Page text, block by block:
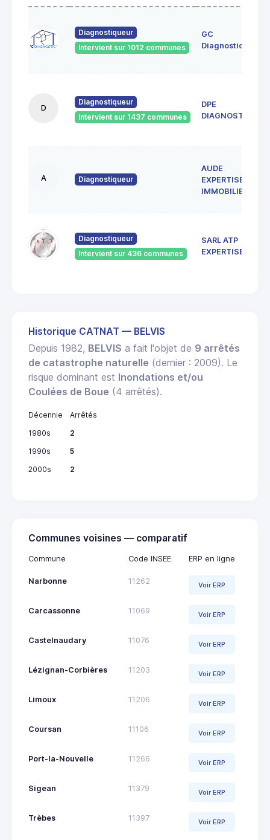
Diagnostiqueur
Intervient sur 1012 communes
GC
Diagnostics
D
Diagnostiqueur
Intervient sur 1437 communes
DPE
DIAGNOSTICS
A Diagnostiqueur
AUDE
EXPERTISE
IMMOBILIERE
Diagnostiqueur
Intervient sur 436 communes
SARL ATP
EXPERTISES
Historique CATNAT — BELVIS
Depuis 1982, BELVIS a fait l'objet de 9 arrêtés
de catastrophe naturelle (dernier : 2009). Le
risque dominant est Inondations et/ou
Coulées de Boue (4 arrêtés).
Décennie
Arrêtés
1980s
2
1990s
5
2000s
2
Communes voisines — comparatif
Commune Code INSEE ERP en ligne
Narbonne 11262 Voir ERP
Carcassonne 11069 Voir ERP
Castelnaudary 11076 Voir ERP
Lézignan-Corbières 11203 Voir ERP
Limoux 11206 Voir ERP
Coursan 11106 Voir ERP
Port-la-Nouvelle 11266 Voir ERP
Sigean 11379 Voir ERP
Trèbes 11397 Voir ERP